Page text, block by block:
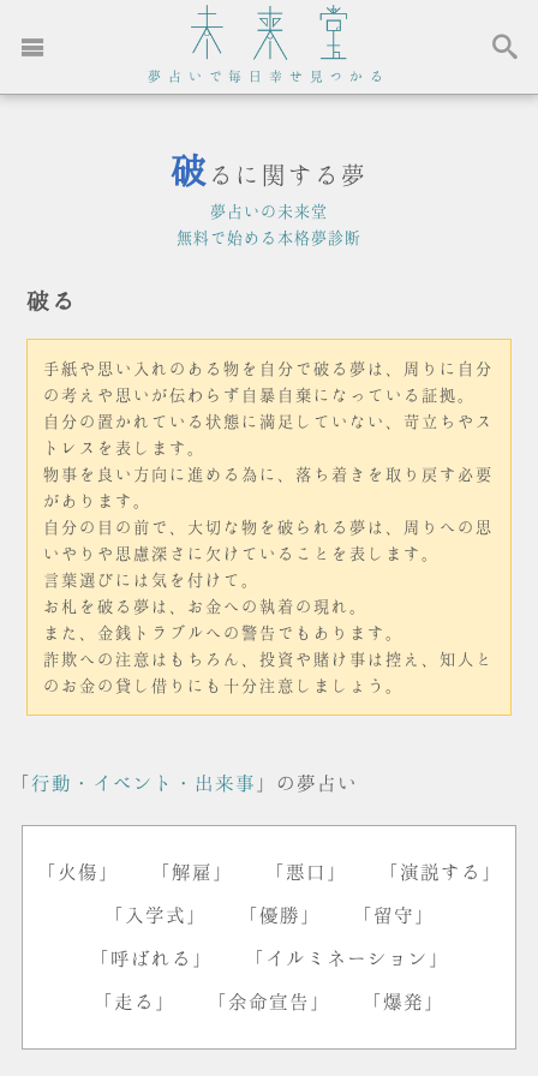
夢占いで毎日幸せ見つかる
破 るに関する夢
夢占いの未来堂
無料で始める本格夢診断
破る
手紙や思い入れのある物を自分で破る夢は、周りに自分
の考えや思いが伝わらず自暴自棄になっている証拠。
自分の置かれている状態に満足していない、苛立ちやス
トレスを表します。
物事を良い方向に進める為に、落ち着きを取り戻す必要
があります。
自分の目の前で、大切な物を破られる夢は、周りへの思
いやりや思慮深さに欠けていることを表します。
言葉選びには気を付けて。
お札を破る夢は、お金への執着の現れ。
また、金銭トラブルへの警告でもあります。
詐欺への注意はもちろん、投資や賭け事は控え、知人と
のお金の貸し借りにも十分注意しましょう。
「行動・イベント・出来事 」の夢占い
「火傷」 「解雇」 「悪口」 「演説する」
「入学式」 「優勝」 「留守」
「呼ばれる」 「イルミネーション」
「走る」 「余命宣告」 「爆発」